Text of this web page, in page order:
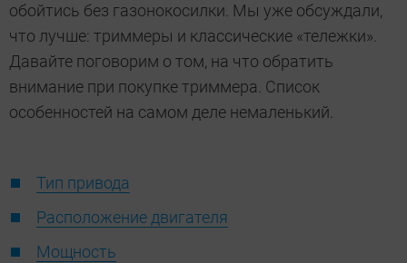
обойтись без газонокосилки. Мы уже обсуждали,
что лучше: триммеры и классические «тележки».
Давайте поговорим о том, на что обратить
внимание при покупке триммера. Список
особенностей на самом деле немаленький.
Тип привода
Расположение двигателя
Мощность